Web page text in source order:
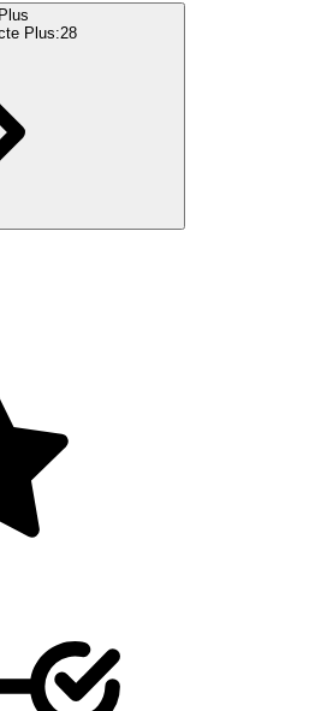
Plus:28